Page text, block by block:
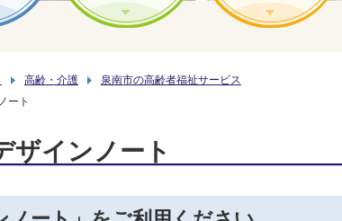
高齢・介護
泉南市の高齢者福祉サービス
ート
ザインノート